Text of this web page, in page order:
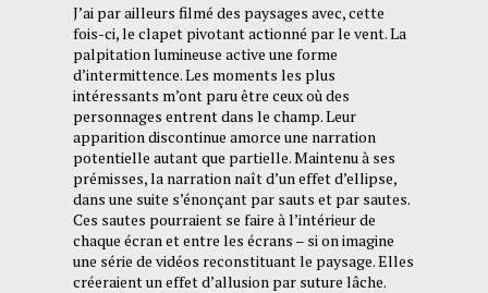
J’ai par ailleurs filmé des paysages avec, cette
fois-ci, le clapet pivotant actionné par le vent. La
palpitation lumineuse active une forme
d’intermittence. Les moments les plus
intéressants m’ont paru être ceux où des
personnages entrent dans le champ. Leur
apparition discontinue amorce une narration
potentielle autant que partielle. Maintenu à ses
prémisses, la narration naît d’un effet d’ellipse,
dans une suite s’énonçant par sauts et par sautes.
Ces sautes pourraient se faire à l’intérieur de
chaque écran et entre les écrans – si on imagine
une série de vidéos reconstituant le paysage. Elles
créeraient un effet d’allusion par suture lâche.